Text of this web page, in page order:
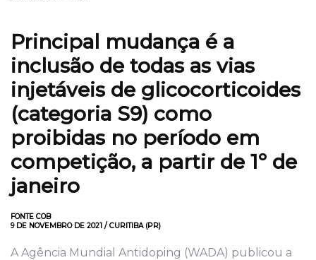
Principal mudança é a
inclusão de todas as vias
injetáveis de glicocorticoides
(categoria S9) como
proibidas no período em
competição, a partir de 1º de
janeiro
FONTE COB
9 DE NOVEMBRO DE 2021 / CURITIBA (PR)
A Agência Mundial Antidoping (WADA) publicou a